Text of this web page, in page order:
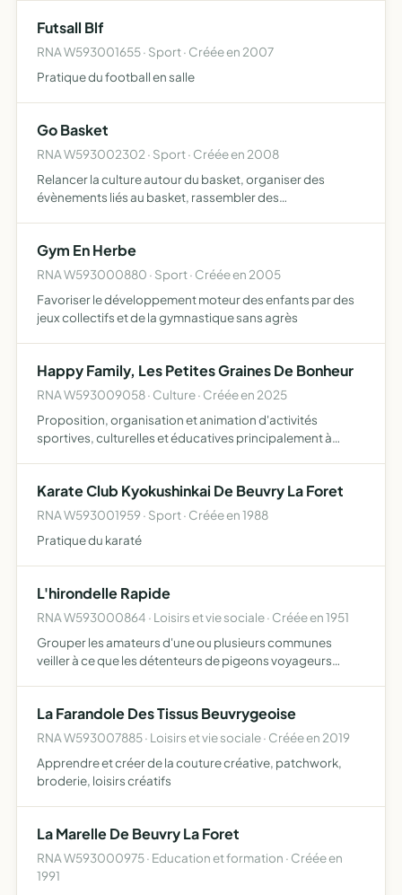
Futsall Blf
RNA W593001655 · Sport · Créée en 2007
Pratique du football en salle
Go Basket
RNA W593002302 · Sport · Créée en 2008
Relancer la culture autour du basket, organiser des
évènements liés au basket, rassembler des
notoriété de l'ass…
Gym En Herbe
RNA W593000880 · Sport · Créée en 2005
Favoriser le développement moteur des enfants par des
jeux collectifs et de la gymnastique sans agrès
Happy Family, Les Petites Graines De Bonheur
RNA W593009058 · Culture · Créée en 2025
Proposition, organisation et animation d'activités
sportives, culturelles et éducatives principalement à
d'autres act…
Karate Club Kyokushinkai De Beuvry La Foret
RNA W593001959 · Sport · Créée en 1988
Pratique du karaté
L'hirondelle Rapide
RNA W593000864 · Loisirs et vie sociale · Créée en 1951
Grouper les amateurs d'une ou plusieurs communes
veiller à ce que les détenteurs de pigeons voyageurs
fédération co…
La Farandole Des Tissus Beuvrygeoise
RNA W593007885 · Loisirs et vie sociale · Créée en 2019
Apprendre et créer de la couture créative, patchwork,
broderie, loisirs créatifs
La Marelle De Beuvry La Foret
RNA W593000975 · Education et formation · Créée en
1991